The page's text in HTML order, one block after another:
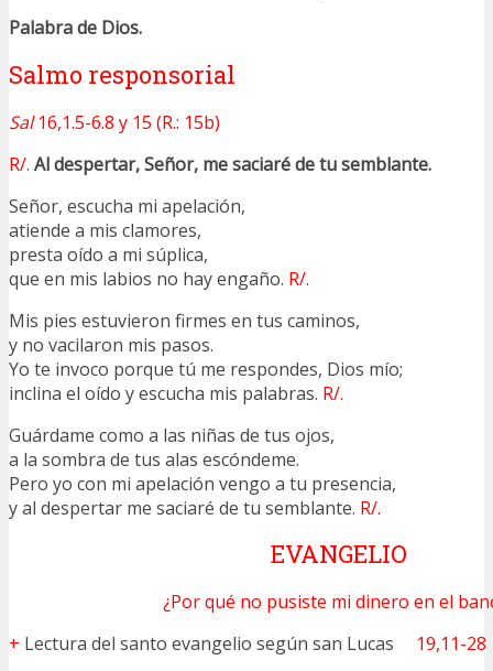
Palabra de Dios.
Salmo responsorial
Sal16,1.5-6.8 y 15 (R.: 15b)
R/. Al despertar, Señor, me saciaré de tu semblante.
Señor, escucha mi apelación,
atiende a mis clamores,
presta oído a mi súplica,
que en mis labios no hay engaño. R/.
Mis pies estuvieron firmes en tus caminos,
y no vacilaron mis pasos.
Yo te invoco porque tú me respondes, Dios mío;
inclina el oído y escucha mis palabras. R/.
Guárdame como a las niñas de tus ojos,
a la sombra de tus alas escóndeme.
Pero yo con mi apelación vengo a tu presencia,
y al despertar me saciaré de tu semblante. R/.
EVANGELIO
¿Por qué no pusiste mi dinero en el
+ Lectura del santo evangelio según san Lucas 19,11-28